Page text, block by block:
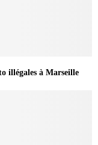
illégales à Marseille